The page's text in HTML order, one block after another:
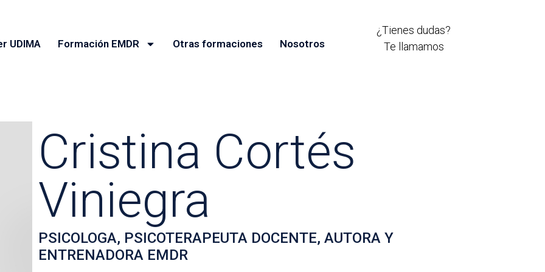
UDIMA Formación EMDR Otras formaciones Nosotros
¿Tienes dudas?
Te llamamos
Cristina Cortés
Viniegra
PSICOLOGA, PSICOTERAPEUTA DOCENTE, AUTORA Y
ENTRENADORA EMDR